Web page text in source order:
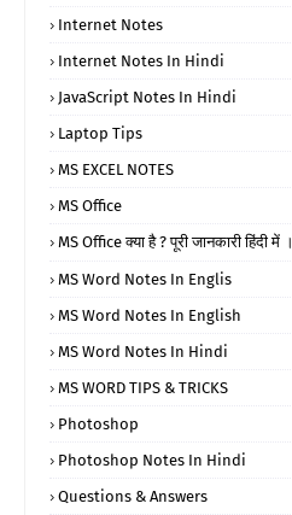
Internet Notes
Internet Notes In Hindi
JavaScript Notes In Hindi
Laptop Tips
MS EXCEL NOTES
MS Office
MS Office क्या है ? पूरी जानकारी हिंदी में ।
MS Word Notes In Englis
MS Word Notes In English
MS Word Notes In Hindi
MS WORD TIPS & TRICKS
Photoshop
Photoshop Notes In Hindi
Questions & Answers